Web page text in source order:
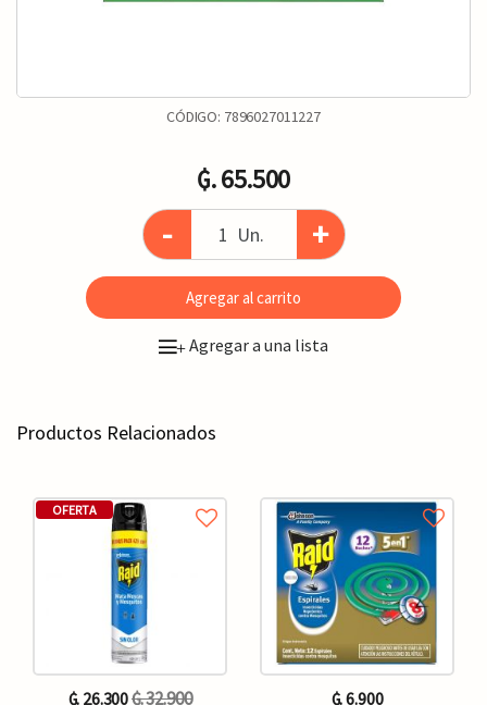
CÓDIGO: 7896027011227
₲. 65.500
- Un. +
Agregar al carrito
+Agregar a una lista
Productos Relacionados
OFERTA
₲. 26.300₲. 32.900 ₲. 6.900